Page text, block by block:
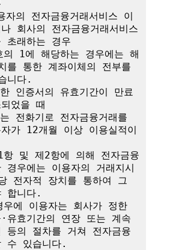
의 전자금융거래서비스 이
회사의 전자금융거래서비스
초래하는 경우
1에 해당하는 경우에는 해
를 통한 계좌이체의 전부를
니다.
인증서의 유효기간이 만료
었을 때
전화기로 전자금융거래를
가 12개월 이상 이용실적이
및 제2항에 의해 전자금융
경우에는 이용자의 거래지시
전자적 장치를 통하여 그
합니다.
에 이용자는 회사가 정한
유효기간의 연장 또는 계속
등의 절차를 거쳐 전자금융
수 있습니다.